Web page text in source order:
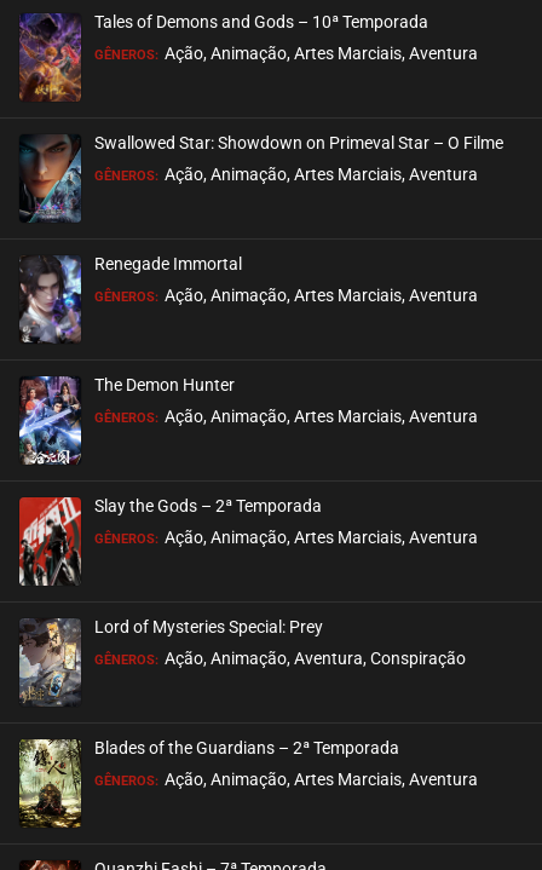
Tales of Demons and Gods – 10ª Temporada
GÊNEROS: Ação, Animação, Artes Marciais, Aventura
Swallowed Star: Showdown on Primeval Star – O Filme
GÊNEROS: Ação, Animação, Artes Marciais, Aventura
Renegade Immortal
GÊNEROS: Ação, Animação, Artes Marciais, Aventura
The Demon Hunter
GÊNEROS: Ação, Animação, Artes Marciais, Aventura
Slay the Gods – 2ª Temporada
GÊNEROS: Ação, Animação, Artes Marciais, Aventura
Lord of Mysteries Special: Prey
GÊNEROS: Ação, Animação, Aventura, Conspiração
Blades of the Guardians – 2ª Temporada
GÊNEROS: Ação, Animação, Artes Marciais, Aventura